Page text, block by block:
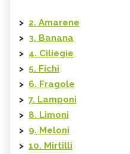
> 2. Amarene
> 3. Banana
> 4. Ciliegie
> 5. Fichi
> 6. Fragole
> 7. Lamponi
> 8. Limoni
> 9. Meloni
> 10. Mirtilli